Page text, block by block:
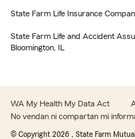
State Farm Life Insurance
State Farm Life and Accident
Bloomington, IL
WA My Health My Data Act
No vendan ni compartan mi
© Copyright 2026 , State Farm